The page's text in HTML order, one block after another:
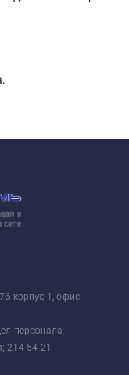
корпус 1, офис
персонала;
214-54-21 -